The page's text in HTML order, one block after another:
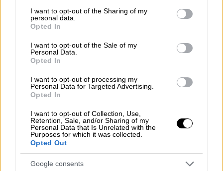
not limited to your visit or usage behaviour. You may click to
grant or deny consent to Google and its third-party tags to
use your data for below specified purposes in below Google
consent section.
I want to opt-out of the Sharing of my
personal data.
Opted In
I want to opt-out of the Sale of my
Personal Data.
Opted In
I want to opt-out of processing my
Personal Data for Targeted Advertising.
Opted In
I want to opt-out of Collection, Use,
Retention, Sale, and/or Sharing of my
Personal Data that Is Unrelated with the
Purposes for which it was collected.
Opted Out
Google consents
Οικονομία 11.12.2021 08:12
Δώρο Χριστουγέννων: Τι ισχύει για
όσους όσοι ήταν σε αναστολή
Οι μισθωτοί που μπήκαν σε αναστολή, ή
στον μηχανισμό ΣΥΝ- ΕΡΓΑΣΙΑ το διάστημα
από 1η Μαΐου ως 31 Δεκεμβρίου 2021 θα
λάβουν σε δύο δόσεις το δώρο
Χριστουγέννων